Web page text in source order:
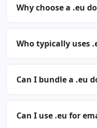
Why choose a .eu
Who typically uses
Can I bundle a .eu
Can I use .eu for